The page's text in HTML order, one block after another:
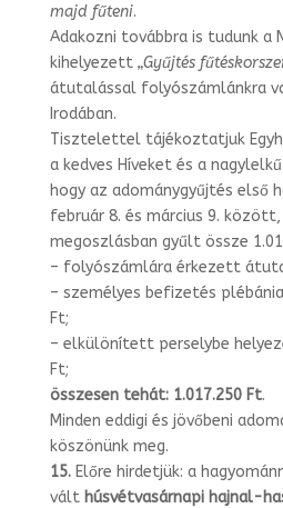
majd fűteni.
Adakozni továbbra is tudunk a
kihelyezett „Gyűjtés
átutalással folyószámlánkra
Irodában.
Tisztelettel tájékoztatjuk
a kedves Híveket és a
hogy az adománygyűjtés első
február 8. és már­cius 9.
megoszlásban gyűlt össze
– folyószámlára érkezett
– személyes befizetés
Ft;
– elkülönített perselybe
Ft;
összesen tehát: 1.017.250 Ft.
Minden eddigi és jövőbeni
köszönünk meg.
15.Előre hirdetjük: a
vált húsvétvasárnapi hajnal-